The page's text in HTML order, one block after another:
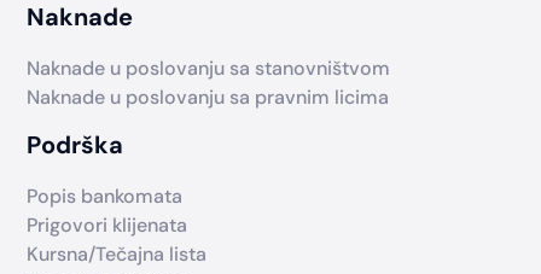
Naknade
Naknade u poslovanju sa stanovništvom
Naknade u poslovanju sa pravnim licima
Podrška
Popis bankomata
Prigovori klijenata
Kursna/Tečajna lista